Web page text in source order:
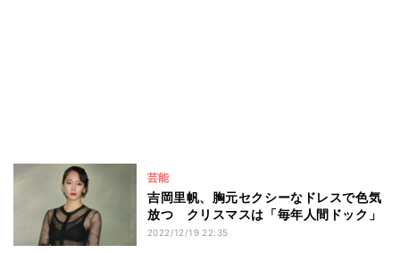
芸能
吉岡里帆、胸元セクシーなドレスで色気
放つ クリスマスは「毎年人間ドック」
2022/12/19 22:35